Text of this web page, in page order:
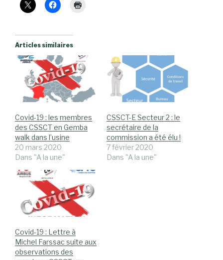
Articles similaires
Covid-19 : les membres
des CSSCT en Gemba
walk dans l’usine
20 mars 2020
Dans "A la une"
CSSCT-E Secteur 2 : le
secrétaire de la
commission a été élu !
7 février 2020
Dans "A la une"
Covid-19 : Lettre à
Michel Farssac suite aux
observations des